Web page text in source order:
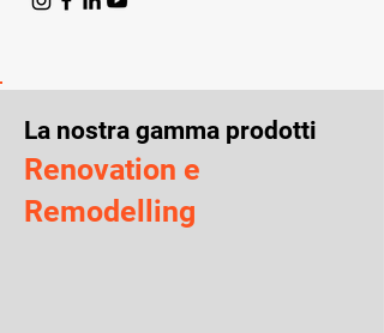
La nostra gamma prodotti
Renovation e
Remodelling